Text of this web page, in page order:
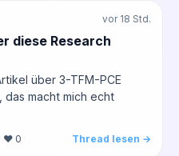
vor 18 Std.
diese Research
über 3-TFM-PCE
das macht mich echt
❤️ 0 Thread lesen →